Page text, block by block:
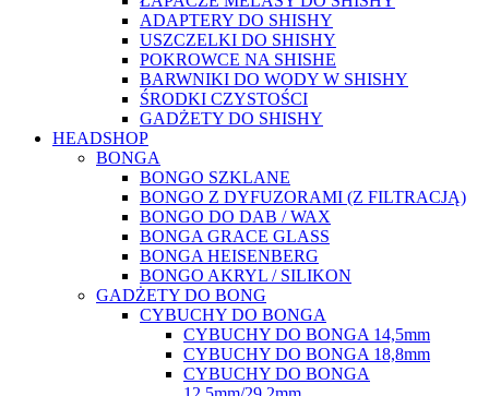
ADAPTERY DO SHISHY
USZCZELKI DO SHISHY
POKROWCE NA SHISHE
BARWNIKI DO WODY W SHISHY
ŚRODKI CZYSTOŚCI
GADŻETY DO SHISHY
HEADSHOP
BONGA
BONGO SZKLANE
BONGO Z DYFUZORAMI (Z FILTRACJĄ)
BONGO DO DAB / WAX
BONGA GRACE GLASS
BONGA HEISENBERG
BONGO AKRYL / SILIKON
GADŻETY DO BONG
CYBUCHY DO BONGA
CYBUCHY DO BONGA 14,5mm
CYBUCHY DO BONGA 18,8mm
CYBUCHY DO BONGA